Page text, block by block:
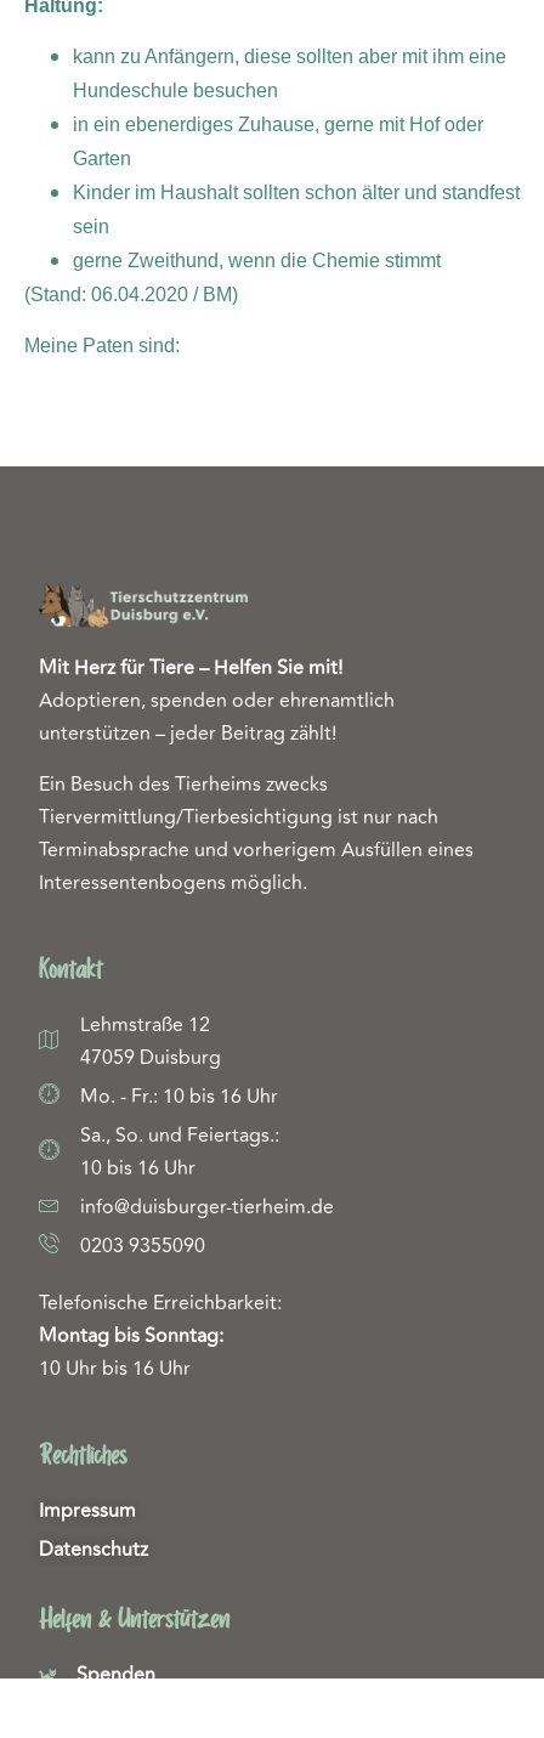
Haltung:
kann zu Anfängern, diese sollten aber mit ihm eine
Hundeschule besuchen
in ein ebenerdiges Zuhause, gerne mit Hof oder
Garten
Kinder im Haushalt sollten schon älter und standfest
sein
gerne Zweithund, wenn die Chemie stimmt
(Stand: 06.04.2020 / BM)
Meine Paten sind:
Mit Herz für Tiere – Helfen Sie mit!
Adoptieren, spenden oder ehrenamtlich
unterstützen – jeder Beitrag zählt!
Ein Besuch des Tierheims zwecks
Tiervermittlung/Tierbesichtigung ist nur nach
Terminabsprache und vorherigem Ausfüllen eines
Interessentenbogens möglich.
Kontakt
Lehmstraße 12
47059 Duisburg
Mo. - Fr.: 10 bis 16 Uhr
Sa., So. und Feiertags.:
10 bis 16 Uhr
info@duisburger-tierheim.de
0203 9355090
Telefonische Erreichbarkeit:
Montag bis Sonntag:
10 Uhr bis 16 Uhr
Rechtliches
Impressum
Datenschutz
Helfen & Unterstützen
Spenden